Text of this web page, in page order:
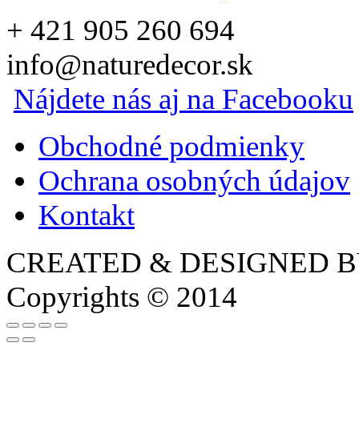
+ 421 905 260 694
info@naturedecor.sk
Nájdete nás aj na Facebooku
Obchodné podmienky
Ochrana osobných údajov
Kontakt
CREATED & DESIGNED
Copyrights © 2014